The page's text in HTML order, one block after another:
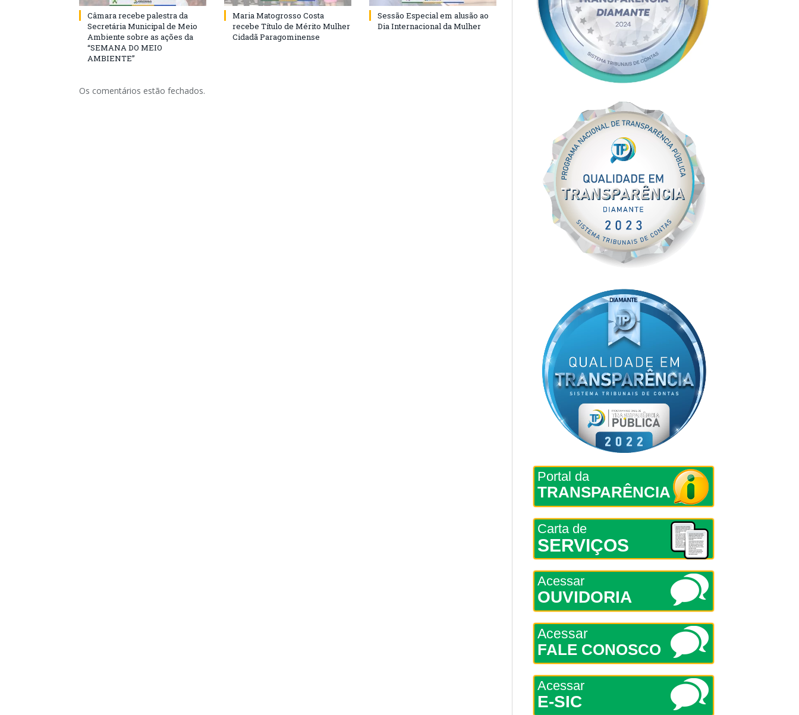
Câmara recebe palestra da
Secretária Municipal de Meio
Ambiente sobre as ações da
“SEMANA DO MEIO
AMBIENTE”
Maria Matogrosso Costa
recebe Título de Mérito Mulher
Cidadã Paragominense
Sessão Especial em alusão ao
Dia Internacional da Mulher
Os comentários estão fechados.
Portal da
TRANSPARÊNCIA
Carta de
SERVIÇOS
Acessar
OUVIDORIA
Acessar
FALE CONOSCO
Acessar
E-SIC